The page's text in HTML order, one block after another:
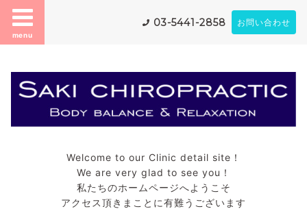
menu
03-5441-2858 お問い合わせ
Welcome to our Clinic detail site！
We are very glad to see you！
私たちのホームページへようこそ
アクセス頂きまことに有難うございます